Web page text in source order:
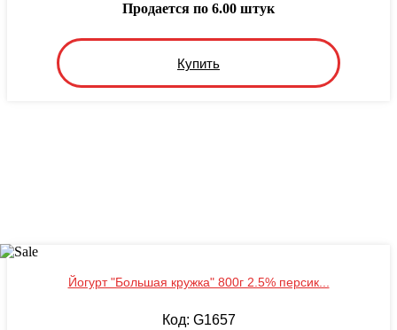
Купить
Продается по 6.00 штук
Йогурт "Большая кружка" 800г 2.5% персик...
Код: G1657